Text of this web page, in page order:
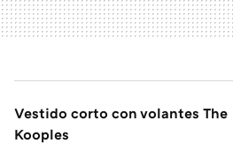
Vestido corto con volantes The
Kooples